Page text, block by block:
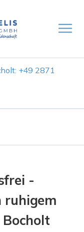
+49 2871
-
ruhigem